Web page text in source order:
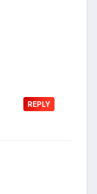
REPLY